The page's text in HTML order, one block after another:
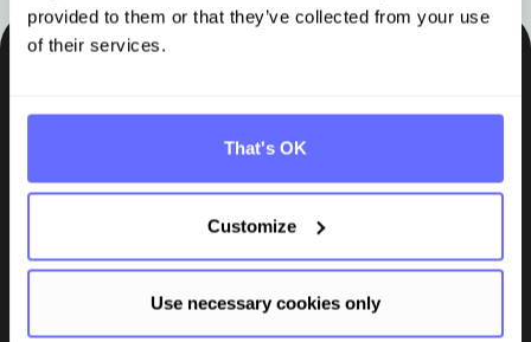
provided to them or that they’ve collected from your use
of their services.
That's OK
Customize
Use necessary cookies only
Abonnieren